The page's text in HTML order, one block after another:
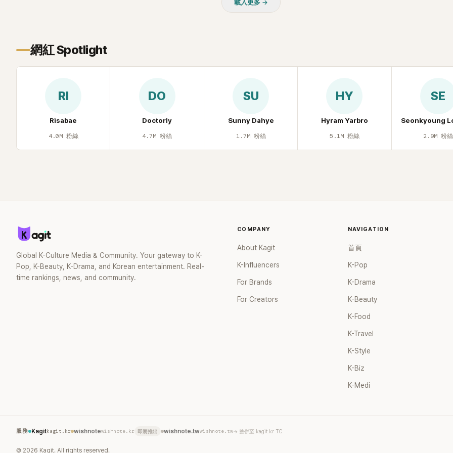
言，當時確實被質疑動過隆胸手術。她回
時隆胸手術幾乎只有「腋下切開」一種方式，
脆把腋下給大家看，證明我根本沒動過。」
笑。 事實上，早在 2006 年，李智惠就為
了證明自己沒有「隆乳」，真的召開了一場泳
去」的直率性格。其實她過去也曾在 SBS
節目《脫掉鞋子恢單4Men》 中，親自公開
重提這段至今仍被粉絲視為黑歷史代表作
的事件。 回顧李智惠的演藝路，她於
1998 年以混聲團體 S#arp 成員身分出
滿。如今除了持續活躍於綜藝節目，她經
營的 YouTube 頻道也即將突破百萬訂閱，
二春。
載入更多 →
網紅 Spotlight
RI
Risabae
4.0M 粉絲
DO
Doctorly
4.7M 粉絲
SU
Sunny Dahye
1.7M 粉絲
HY
Hyram Yarbro
5.1M 粉絲
SE
Seonkyoung
2.9M 粉絲
Global K-Culture Media & Community. Your gateway to K-
Pop, K-Beauty, K-Drama, and Korean entertainment. Real-
time rankings, news, and community.
COMPANY
About Kagit
K-Influencers
For Brands
For Creators
NAVIGATION
首頁
K-Pop
K-Drama
K-Beauty
K-Food
K-Travel
K-Style
K-Biz
K-Medi
服務 Kagitkagit.kr wishnotewishnote.kr 即將推出 wishnote.twwishnote.tw→ 整併至 kagit.kr TC
© 2026 Kagit. All rights reserved.